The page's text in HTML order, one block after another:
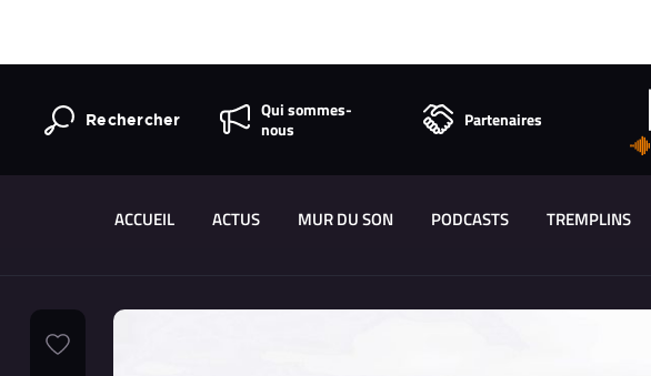
Rechercher
Qui sommes-
nous
Partenaires
ACCUEIL ACTUS MUR DU SON PODCASTS TREMPLINS